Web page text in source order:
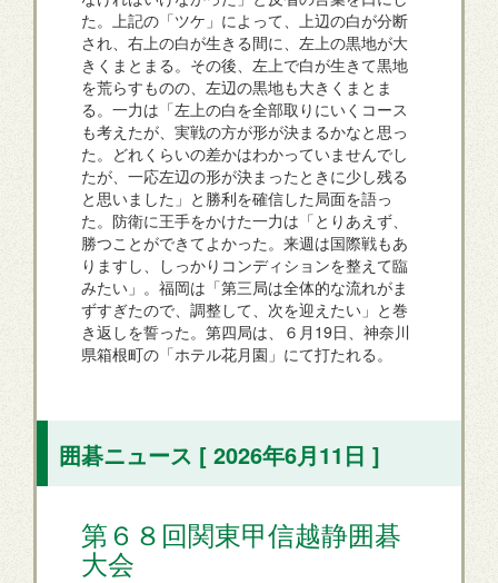
た。上記の「ツケ」によって、上辺の白が分断
され、右上の白が生きる間に、左上の黒地が大
きくまとまる。その後、左上で白が生きて黒地
を荒らすものの、左辺の黒地も大きくまとま
る。一力は「左上の白を全部取りにいくコース
も考えたが、実戦の方が形が決まるかなと思っ
た。どれくらいの差かはわかっていませんでし
たが、一応左辺の形が決まったときに少し残る
と思いました」と勝利を確信した局面を語っ
た。防衛に王手をかけた一力は「とりあえず、
勝つことができてよかった。来週は国際戦もあ
りますし、しっかりコンディションを整えて臨
みたい」。福岡は「第三局は全体的な流れがま
ずすぎたので、調整して、次を迎えたい」と巻
き返しを誓った。第四局は、６月19日、神奈川
県箱根町の「ホテル花月園」にて打たれる。
囲碁ニュース [ 2026年6月11日 ]
第６８回関東甲信越静囲碁
大会